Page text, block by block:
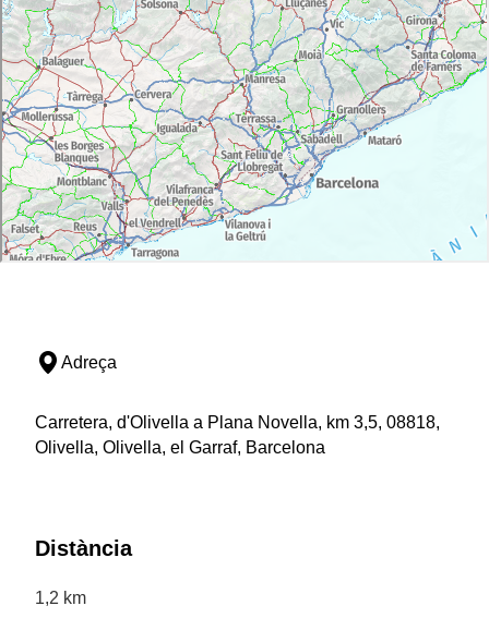
Adreça
Carretera, d'Olivella a Plana Novella, km 3,5, 08818,
Olivella, Olivella, el Garraf, Barcelona
Distància
1,2 km